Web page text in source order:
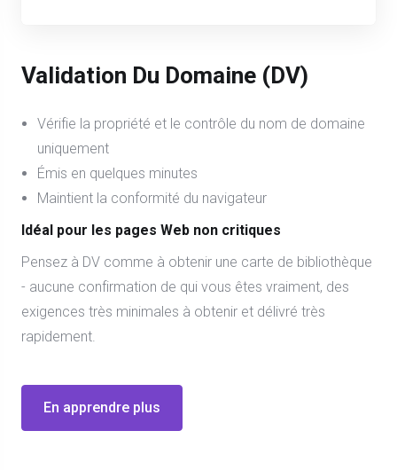
Validation Du Domaine (DV)
Vérifie la propriété et le contrôle du nom de domaine
uniquement
Émis en quelques minutes
Maintient la conformité du navigateur
Idéal pour les pages Web non critiques
Pensez à DV comme à obtenir une carte de bibliothèque
- aucune confirmation de qui vous êtes vraiment, des
exigences très minimales à obtenir et délivré très
rapidement.
En apprendre plus